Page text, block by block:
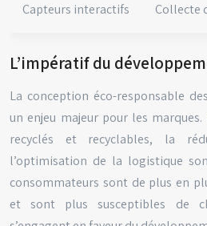
Capteurs interactifs Collecte
L’impératif du
La conception éco-responsable
un enjeu majeur pour les
recyclés et recyclables, la
l’optimisation de la logistique
consommateurs sont de plus en
et sont plus susceptibles de